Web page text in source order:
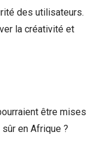
des utilisateurs.
la créativité et
être mises
en Afrique ?